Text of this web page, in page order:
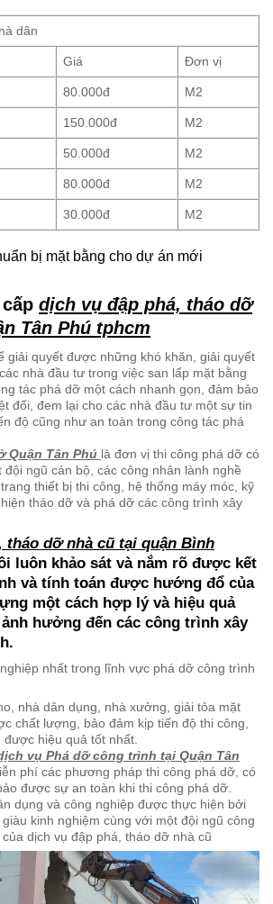
dân
Giá Đơn vị
80.000đ M2
150.000đ M2
50.000đ M2
80.000đ M2
30.000đ M2
cấpdịch vụ đập phá, tháo dỡ
giải quyết được những khó khăn, giải quyết
nhà đầu tư trong việc san lấp mặt bằng
tác phá dỡ một cách nhanh gọn, đảm bảo
đối, đem lại cho các nhà đầu tư một sự tin
độ cũng như an toàn trong công tác phá
Quận Tân Phúlà đơn vị thi công phá dỡ có
ngũ cán bộ, các công nhân lành nghề
thiết bị thi công, hệ thống máy móc, kỹ
tháo dỡ và phá dỡ các công trình xây
tháo dỡ nhà cũ tại quận Bình
luôn khảo sát và nắm rõ được kết
và tính toán được hướng đổ của
một cách hợp lý và hiệu quả
hưởng đến các công trình xây
nhất trong lĩnh vực phá dỡ công trình
nhà dân dụng, nhà xưởng, giải tỏa mặt
chất lượng, bảo đảm kịp tiến độ thi công,
được hiệu quả tốt nhất.
vụ Phá dỡ công trình tại Quận Tân
phí các phương pháp thi công phá dỡ, có
được sự an toàn khi thi công phá dỡ.
dụng và công nghiệp được thực hiện bởi
kinh nghiệm cùng với một đội ngũ công
dịch vụ đập phá, tháo dỡ nhà cũ